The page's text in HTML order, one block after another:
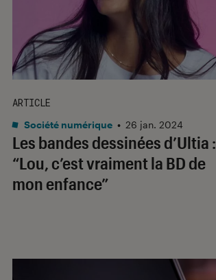
Les bandes dessinées d’Ultia :
“Lou, c’est vraiment la BD de
mon enfance”
ARTICLE
Société numérique • 26 jan. 2024